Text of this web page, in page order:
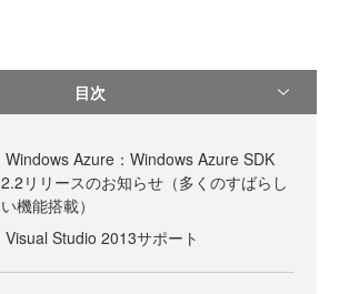
目次
Windows Azure：Windows Azure SDK
2.2リリースのお知らせ（多くのすばらし
い機能搭載）
Visual Studio 2013サポート